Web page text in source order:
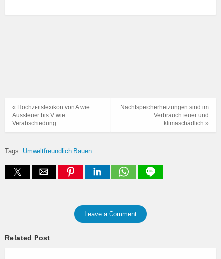
Nachtspeicherheizungen sind im
Verbrauch teuer und
klimaschädlich »
« Hochzeitslexikon von A wie
Aussteuer bis V wie
Verabschiedung
Tags: Umweltfreundlich Bauen
Leave a Comment
Related Post